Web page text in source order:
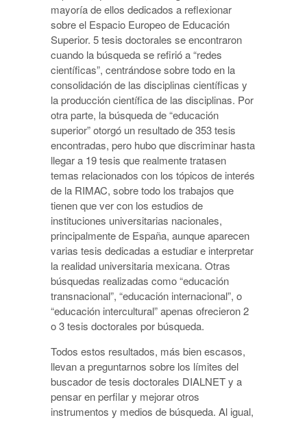
mayoría de ellos dedicados a reflexionar
sobre el Espacio Europeo de Educación
Superior. 5 tesis doctorales se encontraron
cuando la búsqueda se refirió a “redes
científicas”, centrándose sobre todo en la
consolidación de las disciplinas científicas y
la producción científica de las disciplinas. Por
otra parte, la búsqueda de “educación
superior” otorgó un resultado de 353 tesis
encontradas, pero hubo que discriminar hasta
llegar a 19 tesis que realmente tratasen
temas relacionados con los tópicos de interés
de la RIMAC, sobre todo los trabajos que
tienen que ver con los estudios de
instituciones universitarias nacionales,
principalmente de España, aunque aparecen
varias tesis dedicadas a estudiar e interpretar
la realidad universitaria mexicana. Otras
búsquedas realizadas como “educación
transnacional”, “educación internacional”, o
“educación intercultural” apenas ofrecieron 2
o 3 tesis doctorales por búsqueda.
Todos estos resultados, más bien escasos,
llevan a preguntarnos sobre los límites del
buscador de tesis doctorales DIALNET y a
pensar en perfilar y mejorar otros
instrumentos y medios de búsqueda. Al igual,